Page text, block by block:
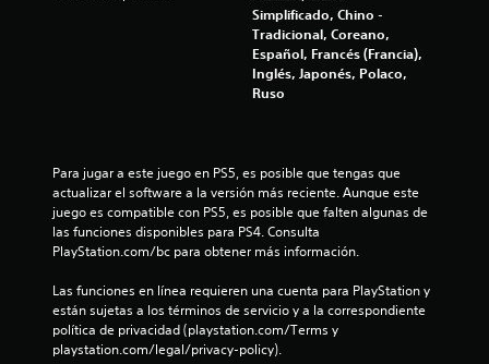
o
t
l
d
2
Simplificado, Chino -
Tradicional, Coreano,
Español, Francés (Francia),
Inglés, Japonés, Polaco,
Ruso
Para jugar a este juego en PS5, es posible que tengas que
actualizar el software a la versión más reciente. Aunque este
juego es compatible con PS5, es posible que falten algunas de
las funciones disponibles para PS4. Consulta
PlayStation.com/bc para obtener más información.
Las funciones en línea requieren una cuenta para PlayStation y
están sujetas a los términos de servicio y a la correspondiente
política de privacidad (playstation.com/Terms y
playstation.com/legal/privacy-policy).